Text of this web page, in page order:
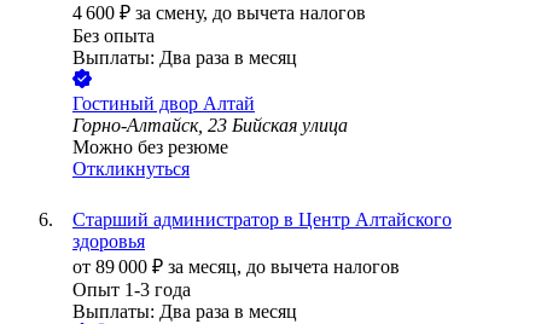
4 600 ₽ за смену, до вычета налогов
Без опыта
Выплаты: Два раза в месяц
Гостиный двор Алтай
Горно-Алтайск, 23 Бийская улица
Можно без резюме
Откликнуться
Старший администратор в Центр Алтайского
здоровья
от 89 000 ₽ за месяц, до вычета налогов
Опыт 1-3 года
Выплаты: Два раза в месяц